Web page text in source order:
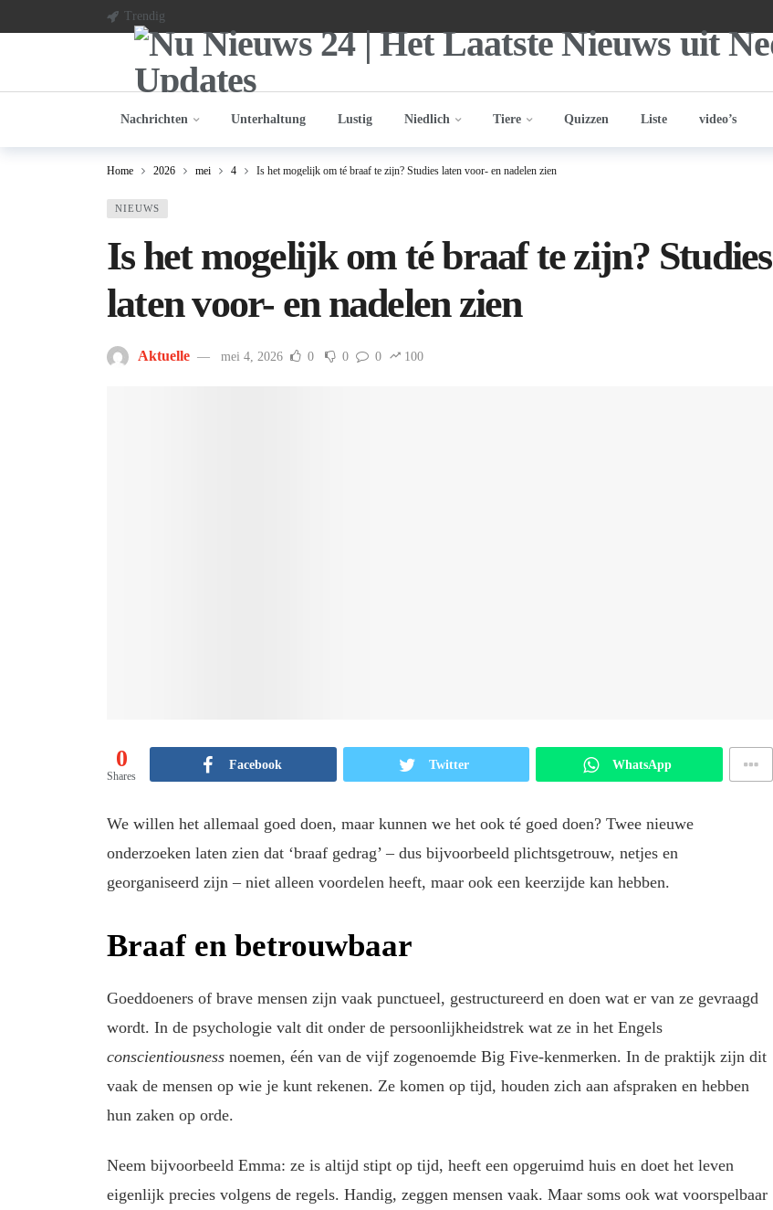
Trendig
Nachrichten Unterhaltung Lustig Niedlich Tiere Quizzen Liste video’s
Home 2026 mei 4 Is het mogelijk om té braaf te zijn? Studies laten voor- en nadelen zien
NIEUWS
Is het mogelijk om té braaf te zijn? Studies
laten voor- en nadelen zien
Aktuelle mei 4, 2026 0 0 0 100
0
Shares
Facebook Twitter WhatsApp
We willen het allemaal goed doen, maar kunnen we het ook té goed doen? Twee nieuwe
onderzoeken laten zien dat ‘braaf gedrag’ – dus bijvoorbeeld plichtsgetrouw, netjes en
georganiseerd zijn – niet alleen voordelen heeft, maar ook een keerzijde kan hebben.
Braaf en betrouwbaar
Goeddoeners of brave mensen zijn vaak punctueel, gestructureerd en doen wat er van ze gevraagd
wordt. In de psychologie valt dit onder de persoonlijkheidstrek wat ze in het Engels
conscientiousnessnoemen, één van de vijf zogenoemde Big Five-kenmerken. In de praktijk zijn dit
vaak de mensen op wie je kunt rekenen. Ze komen op tijd, houden zich aan afspraken en hebben
hun zaken op orde.
Neem bijvoorbeeld Emma: ze is altijd stipt op tijd, heeft een opgeruimd huis en doet het leven
eigenlijk precies volgens de regels. Handig, zeggen mensen vaak. Maar soms ook wat voorspelbaar